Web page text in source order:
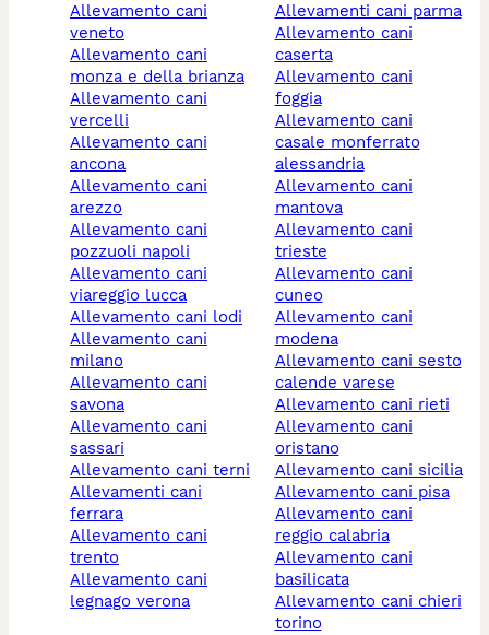
allevamento cani
veneto
allevamento cani
monza e della brianza
allevamento cani
vercelli
allevamento cani
ancona
allevamento cani
arezzo
allevamento cani
pozzuoli napoli
allevamento cani
viareggio lucca
allevamento cani lodi
allevamento cani
milano
allevamento cani
savona
allevamento cani
sassari
allevamento cani terni
allevamenti cani
ferrara
allevamento cani
trento
allevamento cani
legnago verona
allevamenti cani parma
allevamento cani
caserta
allevamento cani
foggia
allevamento cani
casale monferrato
alessandria
allevamento cani
mantova
allevamento cani
trieste
allevamento cani
cuneo
allevamento cani
modena
allevamento cani sesto
calende varese
allevamento cani rieti
allevamento cani
oristano
allevamento cani sicilia
allevamento cani pisa
allevamento cani
reggio calabria
allevamento cani
basilicata
allevamento cani chieri
torino